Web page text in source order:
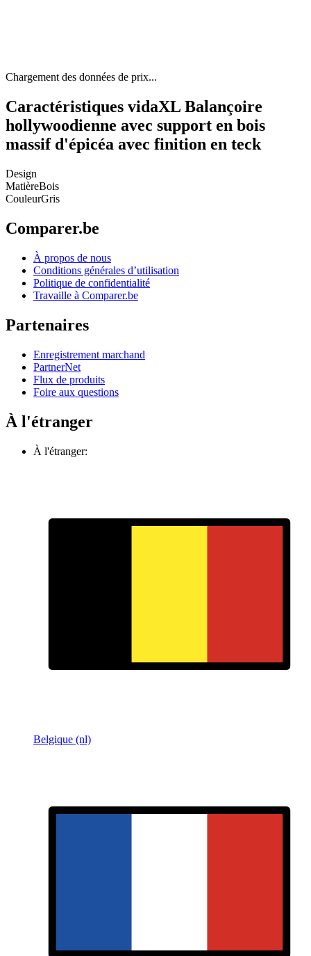
Chargement des données de prix...
Caractéristiques vidaXL Balançoire
hollywoodienne avec support en bois
massif d'épicéa avec finition en teck
Design
MatièreBois
CouleurGris
Comparer.be
À propos de nous
Conditions générales d’utilisation
Politique de confidentialité
Travaille à Comparer.be
Partenaires
Enregistrement marchand
PartnerNet
Flux de produits
Foire aux questions
À l'étranger
À l'étranger:
Belgique (nl)